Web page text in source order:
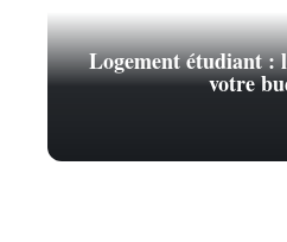
Logement étudiant :
votre